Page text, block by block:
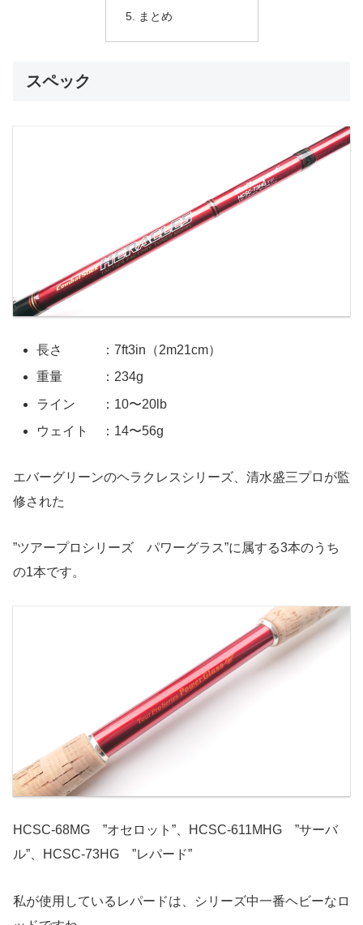
まとめ
スペック
長さ ：7ft3in（2m21cm）
重量 ：234g
ライン ：10〜20lb
ウェイト ：14〜56g
エバーグリーンのヘラクレスシリーズ、清水盛三プロが監
修された
”ツアープロシリーズ パワーグラス”に属する3本のうち
の1本です。
HCSC-68MG ”オセロット”、HCSC-611MHG ”サーバ
ル”、HCSC-73HG ”レパード”
私が使用しているレパードは、シリーズ中一番ヘビーなロ